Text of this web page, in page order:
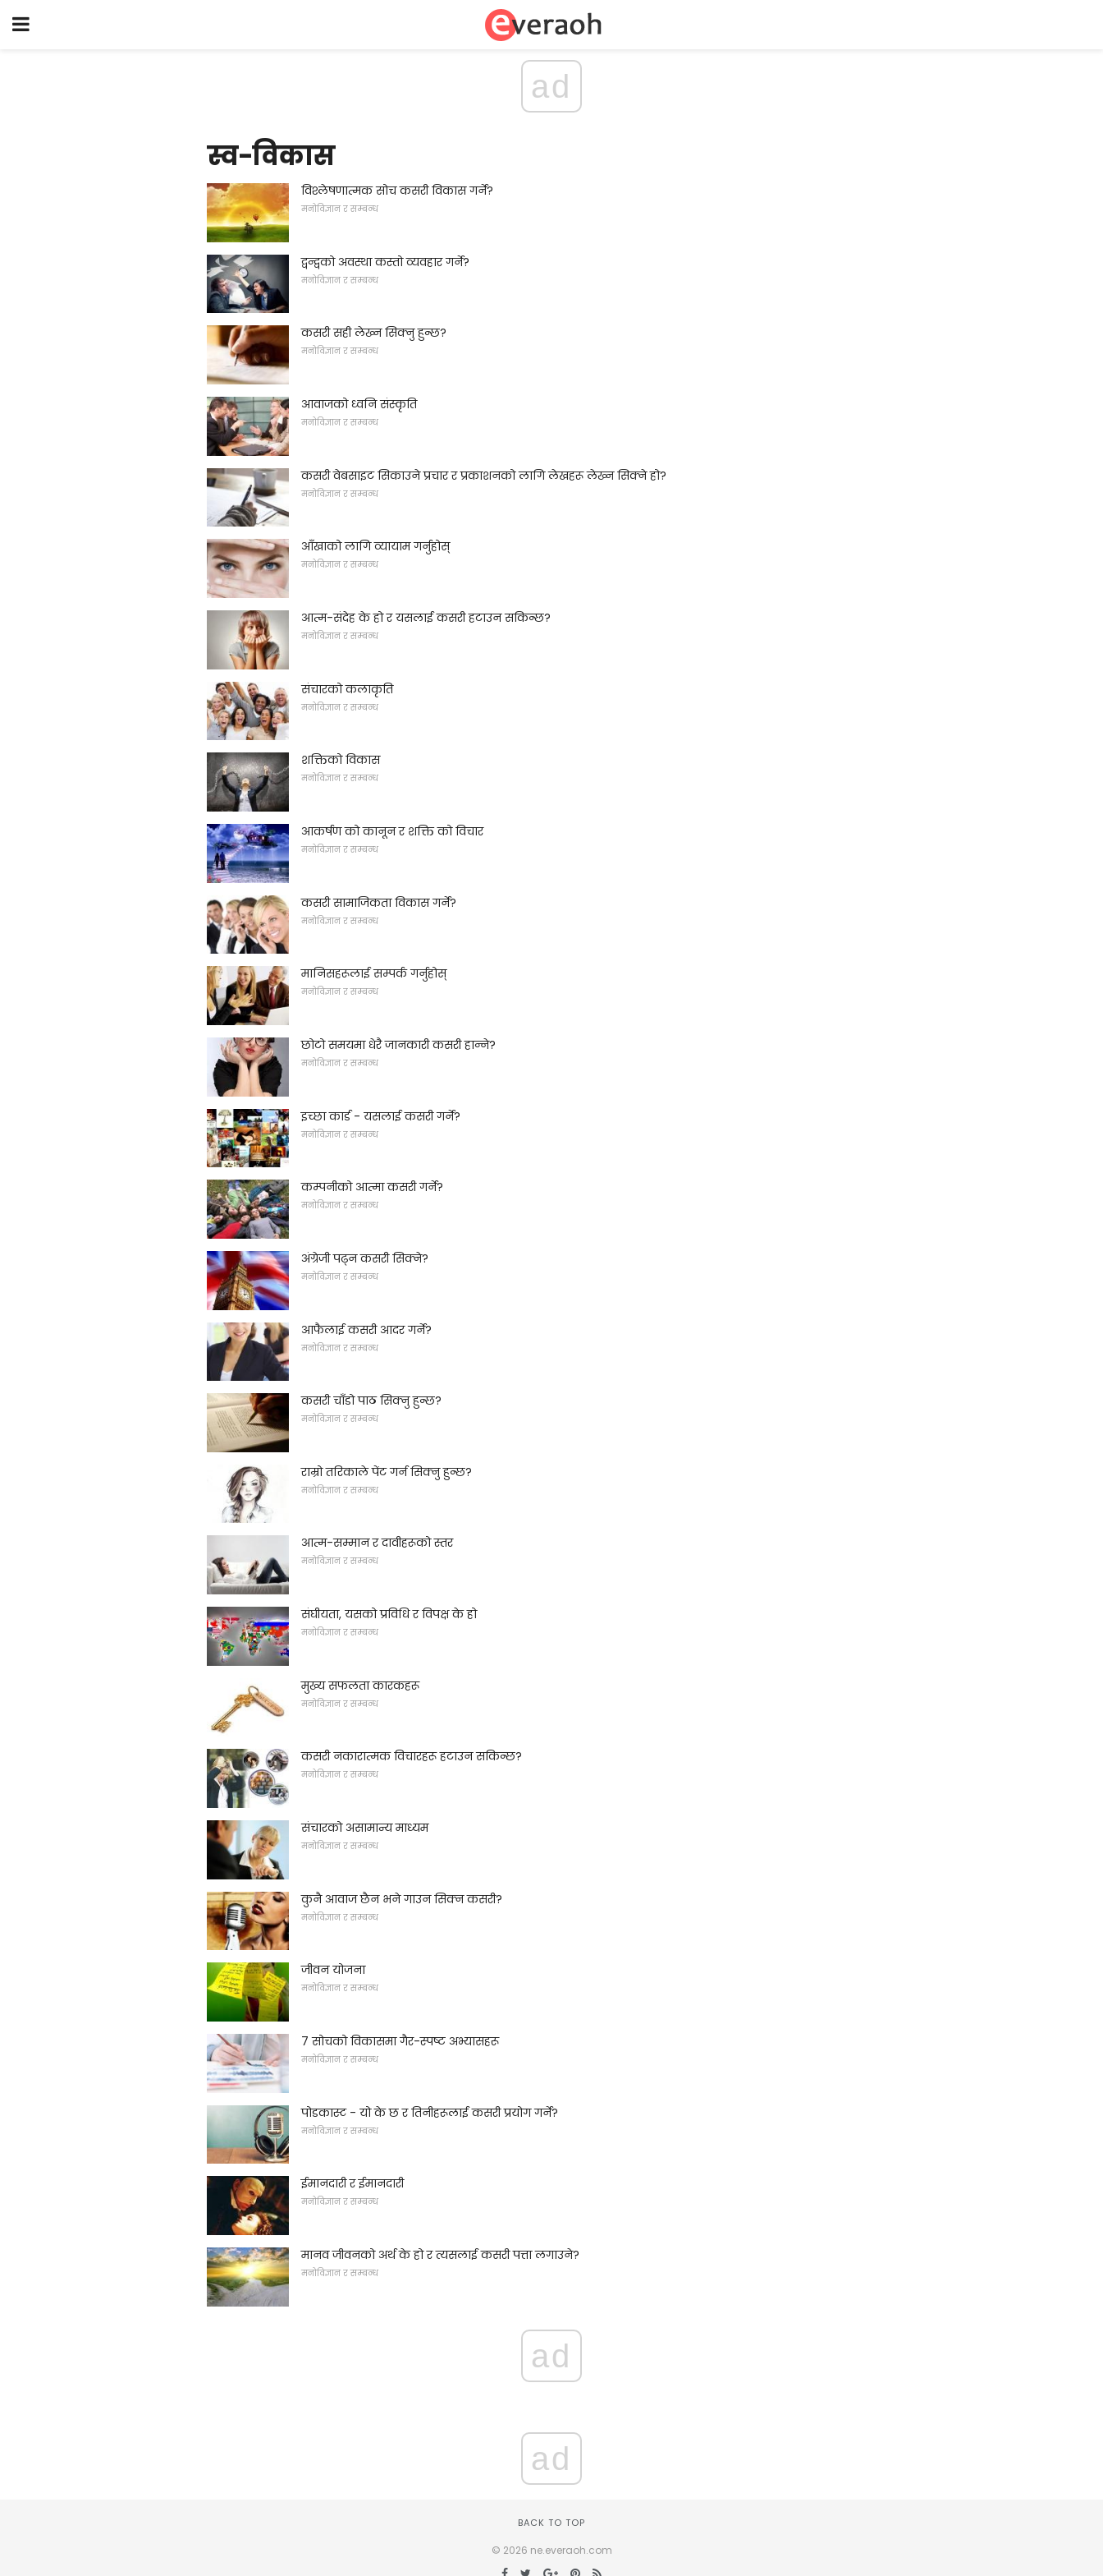
ad
स्व-विकास
विश्लेषणात्मक सोच कसरी विकास गर्ने?
मनोविज्ञान र सम्बन्ध
द्वन्द्वको अवस्था कस्तो व्यवहार गर्ने?
मनोविज्ञान र सम्बन्ध
कसरी सही लेख्न सिक्नु हुन्छ?
मनोविज्ञान र सम्बन्ध
आवाजको ध्वनि संस्कृति
मनोविज्ञान र सम्बन्ध
कसरी वेबसाइट सिकाउने प्रचार र प्रकाशनको लागि लेखहरू लेख्न सिक्ने हो?
मनोविज्ञान र सम्बन्ध
आँखाको लागि व्यायाम गर्नुहोस्
मनोविज्ञान र सम्बन्ध
आत्म-संदेह के हो र यसलाई कसरी हटाउन सकिन्छ?
मनोविज्ञान र सम्बन्ध
संचारको कलाकृति
मनोविज्ञान र सम्बन्ध
शक्तिको विकास
मनोविज्ञान र सम्बन्ध
आकर्षण को कानून र शक्ति को विचार
मनोविज्ञान र सम्बन्ध
कसरी सामाजिकता विकास गर्ने?
मनोविज्ञान र सम्बन्ध
मानिसहरूलाई सम्पर्क गर्नुहोस्
मनोविज्ञान र सम्बन्ध
छोटो समयमा धेरै जानकारी कसरी हान्ने?
मनोविज्ञान र सम्बन्ध
इच्छा कार्ड - यसलाई कसरी गर्ने?
मनोविज्ञान र सम्बन्ध
कम्पनीको आत्मा कसरी गर्ने?
मनोविज्ञान र सम्बन्ध
अंग्रेजी पढ्न कसरी सिक्ने?
मनोविज्ञान र सम्बन्ध
आफैलाई कसरी आदर गर्ने?
मनोविज्ञान र सम्बन्ध
कसरी चाँडो पाठ सिक्नु हुन्छ?
मनोविज्ञान र सम्बन्ध
राम्रो तरिकाले पेंट गर्न सिक्नु हुन्छ?
मनोविज्ञान र सम्बन्ध
आत्म-सम्मान र दावीहरूको स्तर
मनोविज्ञान र सम्बन्ध
संघीयता, यसको प्रविधि र विपक्ष के हो
मनोविज्ञान र सम्बन्ध
मुख्य सफलता कारकहरू
मनोविज्ञान र सम्बन्ध
कसरी नकारात्मक विचारहरू हटाउन सकिन्छ?
मनोविज्ञान र सम्बन्ध
संचारको असामान्य माध्यम
मनोविज्ञान र सम्बन्ध
कुनै आवाज छैन भने गाउन सिक्न कसरी?
मनोविज्ञान र सम्बन्ध
जीवन योजना
मनोविज्ञान र सम्बन्ध
7 सोचको विकासमा गैर-स्पष्ट अभ्यासहरू
मनोविज्ञान र सम्बन्ध
पोडकास्ट - यो के छ र तिनीहरूलाई कसरी प्रयोग गर्ने?
मनोविज्ञान र सम्बन्ध
ईमानदारी र ईमानदारी
मनोविज्ञान र सम्बन्ध
मानव जीवनको अर्थ के हो र त्यसलाई कसरी पत्ता लगाउने?
मनोविज्ञान र सम्बन्ध
ad
ad
BACK TO TOP
© 2026 ne.everaoh.com